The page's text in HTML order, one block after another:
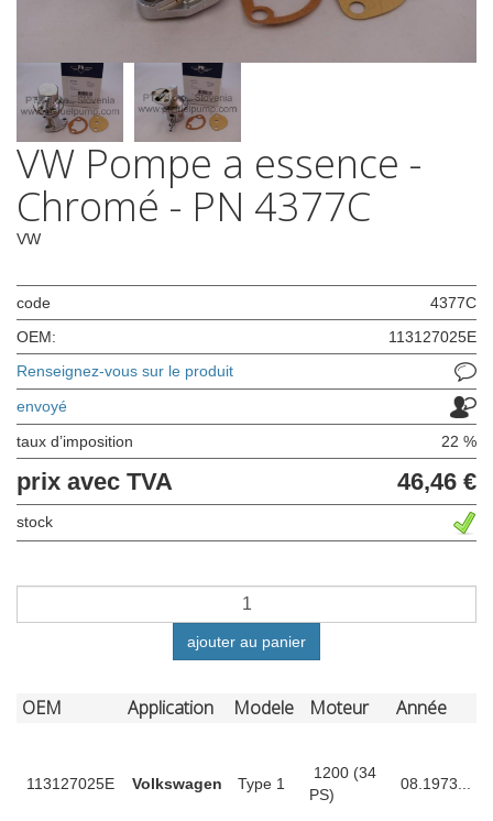
VW Pompe a essence -
Chromé - PN 4377C
VW
code
4377C
OEM:
113127025E
Renseignez-vous sur le produit
envoyé
taux d’imposition 22 %
prix avec TVA 46,46 €
stock
ajouter au panier
OEM Application Modele Moteur Année
113127025E Volkswagen Type 1
1200 (34
PS)
08.1973...